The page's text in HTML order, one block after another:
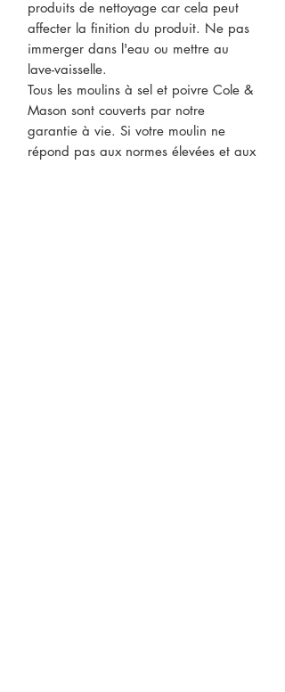
produits de nettoyage car cela peut
affecter la finition du produit. Ne pas
immerger dans l'eau ou mettre au
lave-vaisselle.
Tous les moulins à sel et poivre Cole &
Mason sont couverts par notre
garantie à vie. Si votre moulin ne
répond pas aux normes élevées et aux